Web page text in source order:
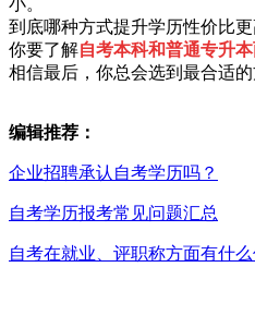
到底哪种方式提升学历性价比
你要了解自考本科和普通专升
相信最后，你总会选到最合适的
编辑推荐：
企业招聘承认自考学历吗？
自考学历报考常见问题汇总
自考在就业、评职称方面有什么